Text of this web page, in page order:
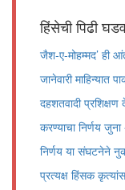
हिंसेची पिढी
जैश-ए-मोहम्मद‌’ ही
जानेवारी माहिन्यात
दहशतवादी प्रशिक्षण
करण्याचा निर्णय
निर्णय या संघटनेने
प्रत्यक्ष हिंसक